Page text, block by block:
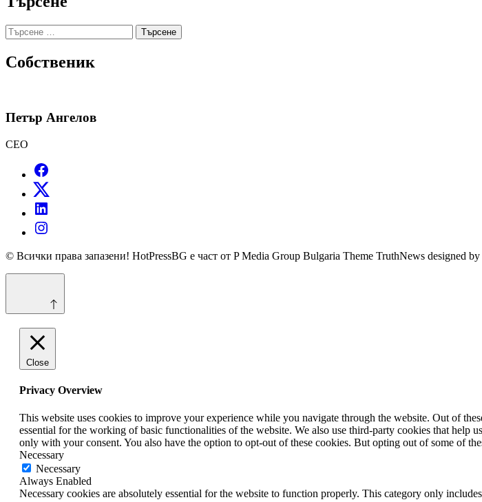
Търсене
за:
Собственик
Петър Ангелов
CEO
© Всички права запазени! HotPressBG е част от P Media Group Bulgaria Theme TruthNews designed by
Close
Privacy Overview
This website uses cookies to improve your experience while you navigate through the website. Out of
essential for the working of basic functionalities of the website. We also use third-party cookies that help
only with your consent. You also have the option to opt-out of these cookies. But opting out of some of
Necessary
Necessary
Always Enabled
Necessary cookies are absolutely essential for the website to function properly. This category only